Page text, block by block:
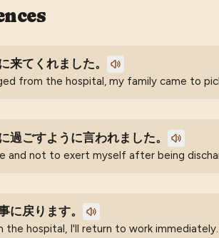
来てくれました。
from the hospital, my family came to
過ごすように言われました。
and not to exert myself after being
に戻ります。
the hospital, I'll return to work immediately.